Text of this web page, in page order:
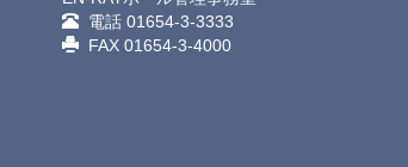
電話 01654-3-3333
FAX 01654-3-4000